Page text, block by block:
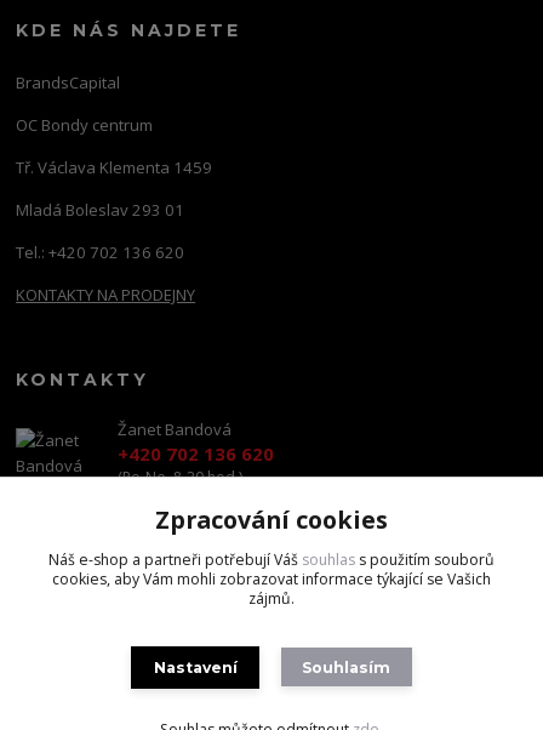
KDE NÁS NAJDETE
BrandsCapital
OC Bondy centrum
Tř. Václava Klementa 1459
Mladá Boleslav 293 01
Tel.: +420 702 136 620
KONTAKTY NA PRODEJNY
KONTAKTY
Žanet Bandová
+420 702 136 620
(Po-Ne, 8-20 hod.)
shop@brandscapital.cz
Zpracování cookies
Náš e-shop a partneři potřebují Váš souhlas s použitím souborů
cookies, aby Vám mohli zobrazovat informace týkající se Vašich
zájmů.
Nastavení Souhlasím